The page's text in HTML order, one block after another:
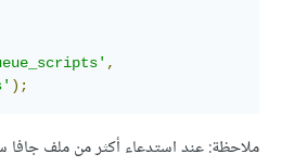
,
);
ملاحظة: عند استدعاء أكثر من ملف جافا